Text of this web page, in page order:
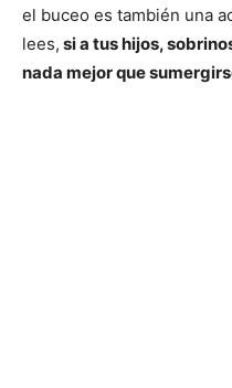
el buceo es también una
lees, si a tus hijos,
nada mejor que